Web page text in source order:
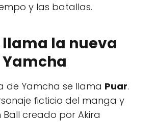
y las batallas.
llama la nueva
de Yamcha se llama Puar.
ficticio del manga y
creado por Akira